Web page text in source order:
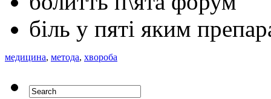
біль у пяті яким
медицина, метода, хвороба